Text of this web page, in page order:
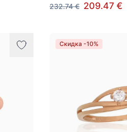
232.74 € 209.47 €
Скидка -10%